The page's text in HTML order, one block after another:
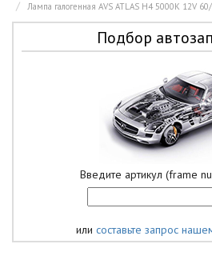
Лампа галогенная AVS ATLAS H4 5000K 12V
Подбор
Введите артикул (frame
или составьте запрос